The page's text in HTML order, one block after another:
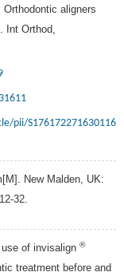
Orthodontic aligners
Int Orthod
pii/S1761722716301164
[M]. New Malden, UK:
32.
of invisalign ®
treatment before and